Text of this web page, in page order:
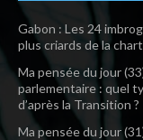
Gabon : Les 24
plus criards de la
Ma pensée du jour
parlementaire : quel
d’après la Transition ?
Ma pensée du jour